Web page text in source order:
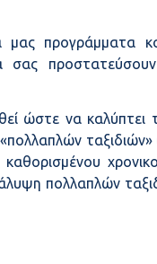
μας προγράμματα
σας
ώστε να καλύπτει
πολλαπλών